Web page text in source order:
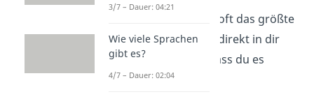
ist oft das größte
Rätsel. Dabei passiert direkt in dir
Erstaunliches, ohne dass du es
bemerkst:
3/7 – Dauer: 04:21
Wie viele Sprachen
gibt es?
4/7 – Dauer: 02:04